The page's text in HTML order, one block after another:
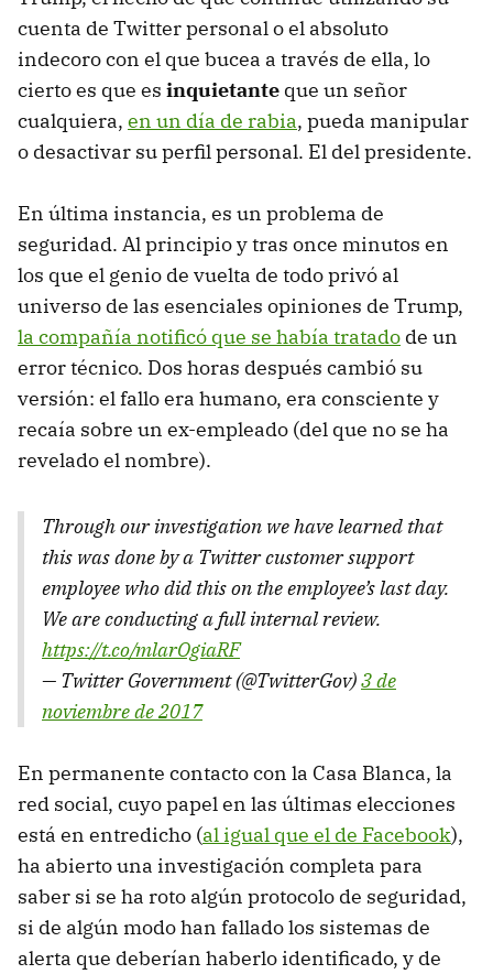
cuenta de Twitter personal o el absoluto
indecoro con el que bucea a través de ella, lo
cierto es que es inquietante que un señor
cualquiera, en un día de rabia, pueda manipular
o desactivar su perfil personal. El del presidente.
En última instancia, es un problema de
seguridad. Al principio y tras once minutos en
los que el genio de vuelta de todo privó al
universo de las esenciales opiniones de Trump,
la compañía notificó que se había tratado de un
error técnico. Dos horas después cambió su
versión: el fallo era humano, era consciente y
recaía sobre un ex-empleado (del que no se ha
revelado el nombre).
Through our investigation we have learned that
this was done by a Twitter customer support
employee who did this on the employee’s last day.
We are conducting a full internal review.
https://t.co/mlarOgiaRF
— Twitter Government (@TwitterGov)3 de
noviembre de 2017
En permanente contacto con la Casa Blanca, la
red social, cuyo papel en las últimas elecciones
está en entredicho (al igual que el de Facebook),
ha abierto una investigación completa para
saber si se ha roto algún protocolo de seguridad,
si de algún modo han fallado los sistemas de
alerta que deberían haberlo identificado, y de